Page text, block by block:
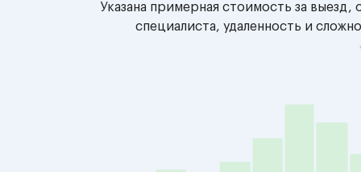
Указана примерная стоимость за
специалиста, удаленность и